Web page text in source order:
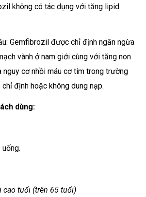
không có tác dụng với tăng lipid
Gemfibrozil được chỉ định ngăn ngừa
vành ở nam giới cùng với tăng non
nguy cơ nhồi máu cơ tim trong trường
định hoặc không dung nạp.
dùng:
tuổi (trên 65 tuổi)